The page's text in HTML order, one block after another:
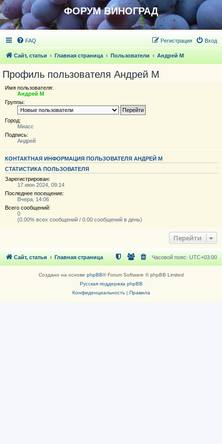
ФОРУМ ВИНОГРАД
FAQ Вход
Регистрация
Сайт, статьи Главная страница Пользователи Андрей М
Профиль пользователя Андрей М
Имя пользователя:
Андрей М
Группы:
Город:
Миасс
Подпись:
Андрей
КОНТАКТНАЯ ИНФОРМАЦИЯ ПОЛЬЗОВАТЕЛЯ АНДРЕЙ М
СТАТИСТИКА ПОЛЬЗОВАТЕЛЯ
Зарегистрирован:
17 июн 2024, 09:14
Последнее посещение:
Вчера, 14:06
Всего сообщений:
0
(0.00% всех сообщений / 0.00 сообщений в день)
Перейти
Сайт, статьи Главная страница Часовой пояс: UTC+03:00
Создано на основе phpBB® Forum Software © phpBB Limited
Русская поддержка phpBB
Конфиденциальность| Правила